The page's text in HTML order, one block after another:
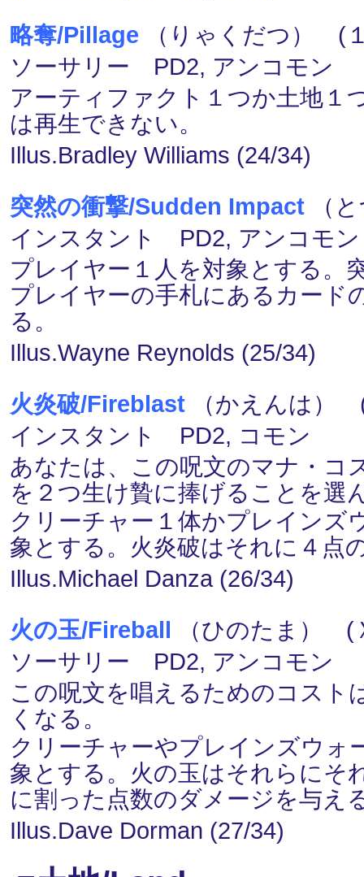
略奪/Pillage （りゃくだつ） (
ソーサリー PD2, アンコモン
アーティファクト１つか土地１
は再生できない。
Illus.Bradley Williams (24/34)
突然の衝撃/Sudden Impact （
インスタント PD2, アンコモン
プレイヤー１人を対象とする。
プレイヤーの手札にあるカード
る。
Illus.Wayne Reynolds (25/34)
火炎破/Fireblast （かえんは）
インスタント PD2, コモン
あなたは、この呪文のマナ・コ
を２つ生け贄に捧げることを選
クリーチャー１体かプレインズ
象とする。火炎破はそれに４点
Illus.Michael Danza (26/34)
火の玉/Fireball （ひのたま） (
ソーサリー PD2, アンコモン
この呪文を唱えるためのコスト
くなる。
クリーチャーやプレインズウォ
象とする。火の玉はそれらにそ
に割った点数のダメージを与え
Illus.Dave Dorman (27/34)